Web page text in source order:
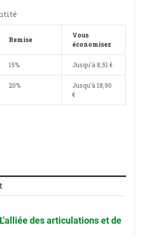
Remise
Vous
économisez
15% Jusqu'à 8,51 €
20% Jusqu'à 18,90
€
des articulations et de